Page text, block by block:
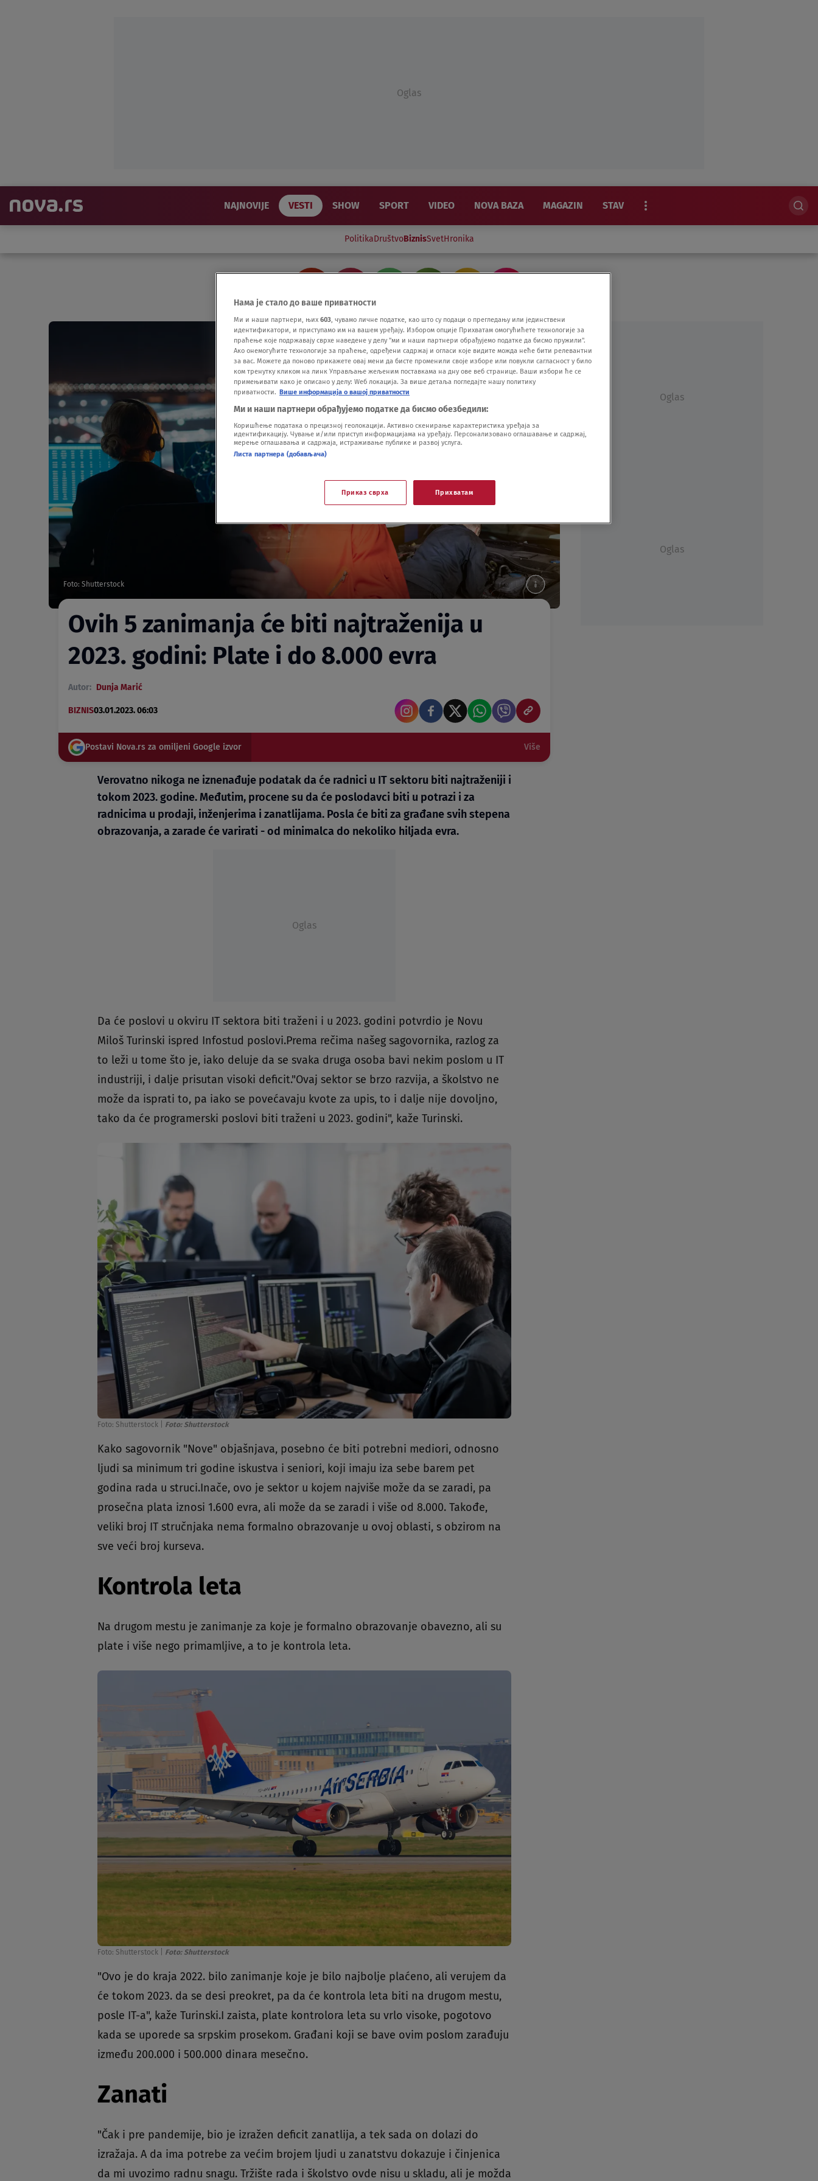
Oglas
NAJNOVIJE VESTI SHOW SPORT VIDEO NOVA BAZA MAGAZIN STAV
PolitikaDruštvoBiznisSvetHronika
Foto: Shutterstock
Ovih 5 zanimanja će biti najtraženija u
2023. godini: Plate i do 8.000 evra
Autor: Dunja Marić
BIZNIS03.01.2023. 06:03
Postavi Nova.rs za omiljeni Google izvor Više
Verovatno nikoga ne iznenađuje podatak da će radnici u IT sektoru biti najtraženiji i
tokom 2023. godine. Međutim, procene su da će poslodavci biti u potrazi i za
radnicima u prodaji, inženjerima i zanatlijama. Posla će biti za građane svih stepena
obrazovanja, a zarade će varirati - od minimalca do nekoliko hiljada evra.
Oglas
Da će poslovi u okviru IT sektora biti traženi i u 2023. godini potvrdio je Novu
Miloš Turinski ispred Infostud poslovi.Prema rečima našeg sagovornika, razlog za
to leži u tome što je, iako deluje da se svaka druga osoba bavi nekim poslom u IT
industriji, i dalje prisutan visoki deficit."Ovaj sektor se brzo razvija, a školstvo ne
može da isprati to, pa iako se povećavaju kvote za upis, to i dalje nije dovoljno,
tako da će programerski poslovi biti traženi u 2023. godini", kaže Turinski.
Foto: Shutterstock Foto: Shutterstock
Kako sagovornik "Nove" objašnjava, posebno će biti potrebni mediori, odnosno
ljudi sa minimum tri godine iskustva i seniori, koji imaju iza sebe barem pet
godina rada u struci.Inače, ovo je sektor u kojem najviše može da se zaradi, pa
prosečna plata iznosi 1.600 evra, ali može da se zaradi i više od 8.000. Takođe,
veliki broj IT stručnjaka nema formalno obrazovanje u ovoj oblasti, s obzirom na
sve veći broj kurseva.
Kontrola leta
Na drugom mestu je zanimanje za koje je formalno obrazovanje obavezno, ali su
plate i više nego primamljive, a to je kontrola leta.
Foto: Shutterstock Foto: Shutterstock
"Ovo je do kraja 2022. bilo zanimanje koje je bilo najbolje plaćeno, ali verujem da
će tokom 2023. da se desi preokret, pa da će kontrola leta biti na drugom mestu,
posle IT-a", kaže Turinski.I zaista, plate kontrolora leta su vrlo visoke, pogotovo
kada se uporede sa srpskim prosekom. Građani koji se bave ovim poslom zarađuju
između 200.000 i 500.000 dinara mesečno.
Zanati
"Čak i pre pandemije, bio je izražen deficit zanatlija, a tek sada on dolazi do
izražaja. A da ima potrebe za većim brojem ljudi u zanatstvu dokazuje i činjenica
da mi uvozimo radnu snagu. Tržište rada i školstvo ovde nisu u skladu, ali je možda
Oglas
Oglas
Нама је стало до ваше приватности
Ми и наши партнери, њих 603, чувамо личне податке, као што су подаци о прегледању или јединствени
идентификатори, и приступамо им на вашем уређају. Избором опције Прихватам омогућићете технологије за
праћење које подржавају сврхе наведене у делу "ми и наши партнери обрађујемо податке да бисмо пружили".
Ако онемогућите технологије за праћење, одређени садржај и огласи које видите можда неће бити релевантни
за вас. Можете да поново прикажете овај мени да бисте променили своје изборе или повукли сагласност у било
ком тренутку кликом на линк Управљање жељеним поставкама на дну ове веб странице. Ваши избори ће се
примењивати како је описано у делу: Wеб локација. За више детаља погледајте нашу политику
приватности. Више информација о вашој приватности
Ми и наши партнери обрађујемо податке да бисмо обезбедили:
Коришћење података о прецизној геолокацији. Активно скенирање карактеристика уређаја за
идентификацију. Чување и/или приступ информацијама на уређају. Персонализовано оглашавање и садржај,
мерење оглашавања и садржаја, истраживање публике и развој услуга.
Листа партнера (добављача)
Приказ сврха Прихватам